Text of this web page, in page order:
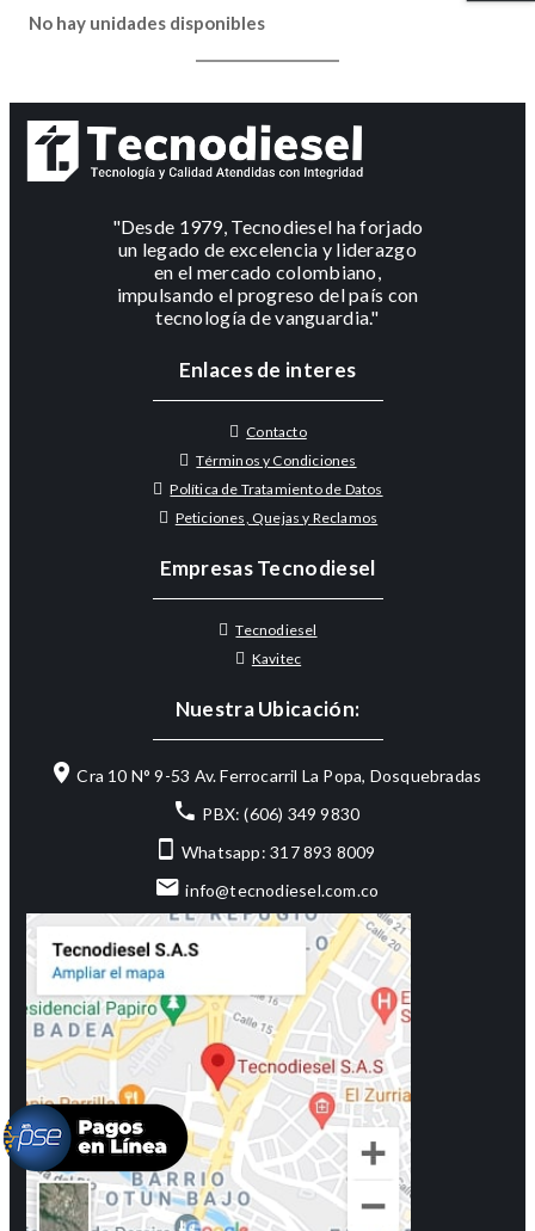
No hay unidades disponibles
"Desde 1979, Tecnodiesel ha forjado
un legado de excelencia y liderazgo
en el mercado colombiano,
impulsando el progreso del país con
tecnología de vanguardia."
Enlaces de interes
Contacto
Términos y Condiciones
Política de Tratamiento de Datos
Peticiones, Quejas y Reclamos
Empresas Tecnodiesel
Tecnodiesel
Kavitec
Nuestra Ubicación:
Cra 10 N° 9-53 Av. Ferrocarril La Popa, Dosquebradas
PBX: (606) 349 9830
Whatsapp: 317 893 8009
info@tecnodiesel.com.co